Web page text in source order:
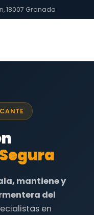
18007 Granada
mantiene y
del
en